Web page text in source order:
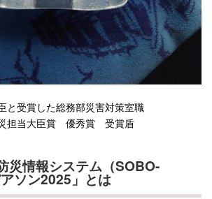
受賞した総務部災害対策室職
臣賞 優秀賞 受賞盾
災情報システム（SOBO-
ソン2025」とは